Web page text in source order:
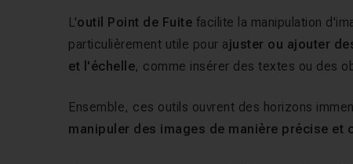
L'outil Point de Fuite facilite la manipulation
particulièrement utile pour ajuster ou ajouter
et l'échelle, comme insérer des textes ou des
Ensemble, ces outils ouvrent des horizons
manipuler des images de manière précise et